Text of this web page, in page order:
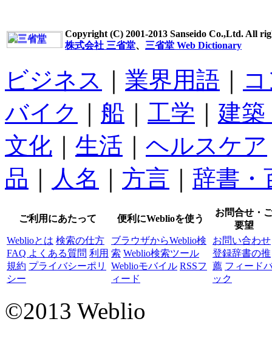
Copyright (C) 2001-2013 Sanseido Co.,Ltd. All
株式会社 三省堂、 三省堂 Web Dictionary
ビジネス ｜ 業界用語 ｜
バイク ｜ 船 ｜ 工学 ｜ 建築
文化 ｜ 生活 ｜ ヘルスケア
品 ｜ 人名 ｜ 方言 ｜ 辞書・
ご利用にあたって 便利にWeblioを使う
お問合せ・
要望
Weblioとは 検索の仕方
FAQ よくある質問 利用
規約 プライバシーポリ
シー
ブラウザからWeblio検
索 Weblio検索ツール
Weblioモバイル RSSフ
ィード
お問い合わせ
登録辞書の推
薦 フィード
ック
©2013 Weblio